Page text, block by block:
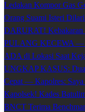
Ledakan Kompor Gas
Orang Suami Isteri
DARURAT! Kebakaran
PULANG KECEWA —
ADA di Lokasi Saat
UNGKAP KASUS: Dua
Cepat — Kapolres: Saya
Kapolsek! Kades
BNCT Terima